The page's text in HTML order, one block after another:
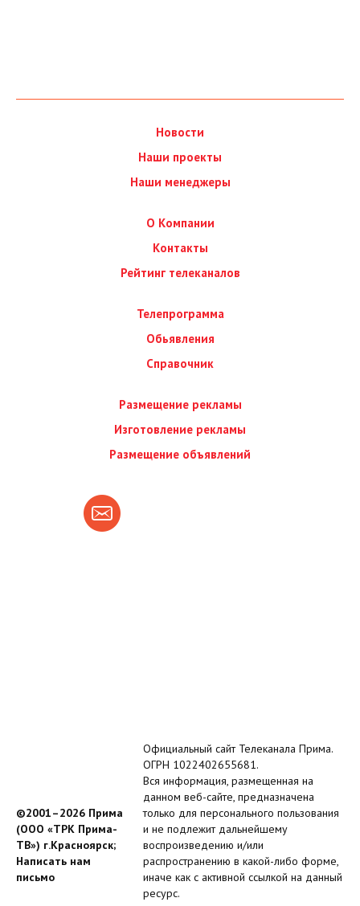
Новости
Наши проекты
Наши менеджеры
О Компании
Контакты
Рейтинг телеканалов
Телепрограмма
Обьявления
Справочник
Размещение рекламы
Изготовление рекламы
Размещение объявлений
©2001–2026 Прима
(ООО «ТРК Прима-
ТВ») г.Красноярск;
Написать нам
письмо
Официальный сайт Телеканала Прима.
ОГРН 1022402655681.
Вся информация, размещенная на
данном веб-сайте, предназначена
только для персонального пользования
и не подлежит дальнейшему
воспроизведению и/или
распространению в какой-либо форме,
иначе как с активной ссылкой на данный
ресурс.